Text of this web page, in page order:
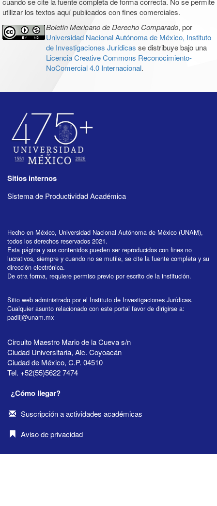
utilizar los textos aquí publicados con fines comerciales.
Boletín Mexicano de Derecho Comparado, por
Universidad Nacional Autónoma de México, Instituto
de Investigaciones Jurídicas se distribuye bajo una
Licencia Creative Commons Reconocimiento-
NoComercial 4.0 Internacional.
Sitios internos
Sistema de Productividad Académica
Hecho en México, Universidad Nacional Autónoma de México (UNAM),
todos los derechos reservados 2021.
Esta página y sus contenidos pueden ser reproducidos con fines no
lucrativos, siempre y cuando no se mutile, se cite la fuente completa y su
dirección electrónica.
De otra forma, requiere permiso previo por escrito de la institución.
Sitio web administrado por el Instituto de Investigaciones Jurídicas.
Cualquier asunto relacionado con este portal favor de dirigirse a:
padiij@unam.mx
Circuito Maestro Mario de la Cueva s/n
Ciudad Universitaria, Alc. Coyoacán
Ciudad de México, C.P. 04510
Tel. +52(55)5622 7474
¿Cómo llegar?
Suscripción a actividades académicas
Aviso de privacidad